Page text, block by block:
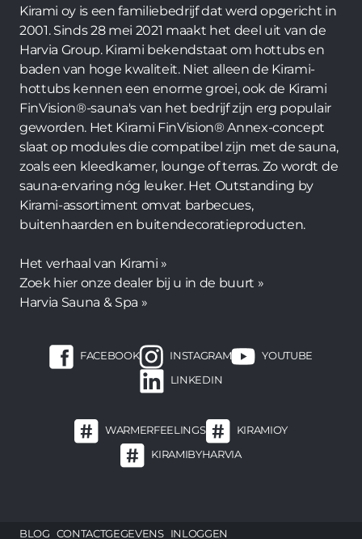
Kirami oy is een familiebedrijf dat werd opgericht in
2001. Sinds 28 mei 2021 maakt het deel uit van de
Harvia Group. Kirami bekendstaat om hottubs en
baden van hoge kwaliteit. Niet alleen de Kirami-
hottubs kennen een enorme groei, ook de Kirami
FinVision®-sauna's van het bedrijf zijn erg populair
geworden. Het Kirami FinVision® Annex-concept
slaat op modules die compatibel zijn met de sauna,
zoals een kleedkamer, lounge of terras. Zo wordt de
sauna-ervaring nóg leuker. Het Outstanding by
Kirami-assortiment omvat barbecues,
buitenhaarden en buitendecoratieproducten.
Het verhaal van Kirami »
Zoek hier onze dealer bij u in de buurt »
Harvia Sauna & Spa »
FACEBOOK INSTAGRAM
YOUTUBE
LINKEDIN
WARMERFEELINGS
KIRAMIOY
KIRAMIBYHARVIA
BLOG CONTACTGEGEVENS INLOGGEN